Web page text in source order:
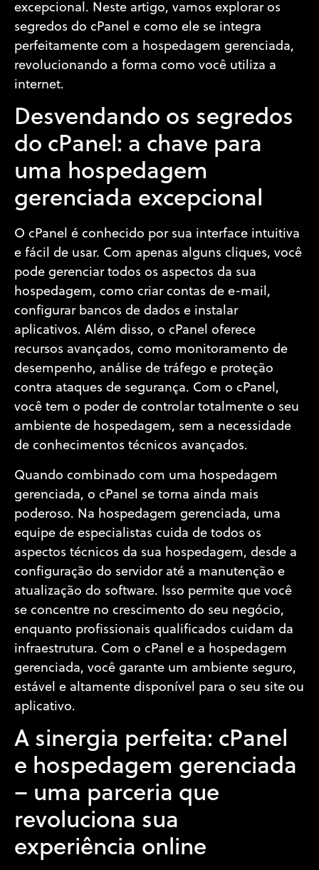
excepcional. Neste artigo, vamos explorar os
segredos do cPanel e como ele se integra
perfeitamente com a hospedagem gerenciada,
revolucionando a forma como você utiliza a
internet.
Desvendando os segredos
do cPanel: a chave para
uma hospedagem
gerenciada excepcional
O cPanel é conhecido por sua interface intuitiva
e fácil de usar. Com apenas alguns cliques, você
pode gerenciar todos os aspectos da sua
hospedagem, como criar contas de e-mail,
configurar bancos de dados e instalar
aplicativos. Além disso, o cPanel oferece
recursos avançados, como monitoramento de
desempenho, análise de tráfego e proteção
contra ataques de segurança. Com o cPanel,
você tem o poder de controlar totalmente o seu
ambiente de hospedagem, sem a necessidade
de conhecimentos técnicos avançados.
Quando combinado com uma hospedagem
gerenciada, o cPanel se torna ainda mais
poderoso. Na hospedagem gerenciada, uma
equipe de especialistas cuida de todos os
aspectos técnicos da sua hospedagem, desde a
configuração do servidor até a manutenção e
atualização do software. Isso permite que você
se concentre no crescimento do seu negócio,
enquanto profissionais qualificados cuidam da
infraestrutura. Com o cPanel e a hospedagem
gerenciada, você garante um ambiente seguro,
estável e altamente disponível para o seu site ou
aplicativo.
A sinergia perfeita: cPanel
e hospedagem gerenciada
– uma parceria que
revoluciona sua
experiência online